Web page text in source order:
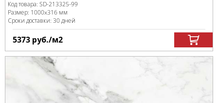
Код товара: SD-213325-99
Размер: 1000x316 мм
Сроки доставки: 30 дней
5373 руб./м2